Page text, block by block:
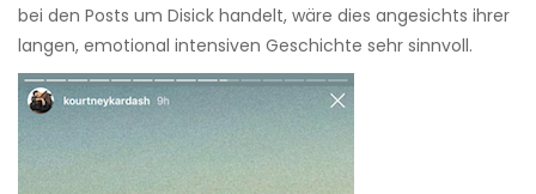
bei den Posts um Disick handelt, wäre dies angesichts ihrer
langen, emotional intensiven Geschichte sehr sinnvoll.